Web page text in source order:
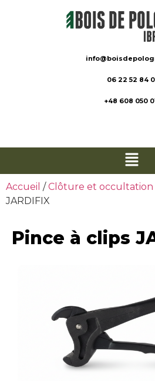
06 22 52 84
+48 608 050
Accueil /Clôture et occultation
JARDIFIX
Pince à clips